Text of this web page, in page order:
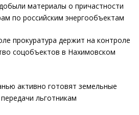
материалы о причастности
по российским энергообъектам
прокуратура держит на контроле
соцобъектов в Нахимовском
активно готовят земельные
льготникам